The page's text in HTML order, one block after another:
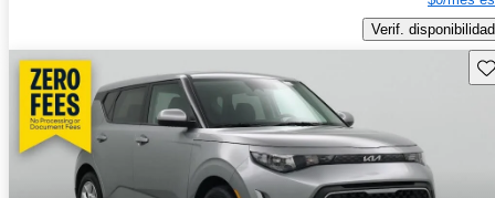
Verif. disponibilidad